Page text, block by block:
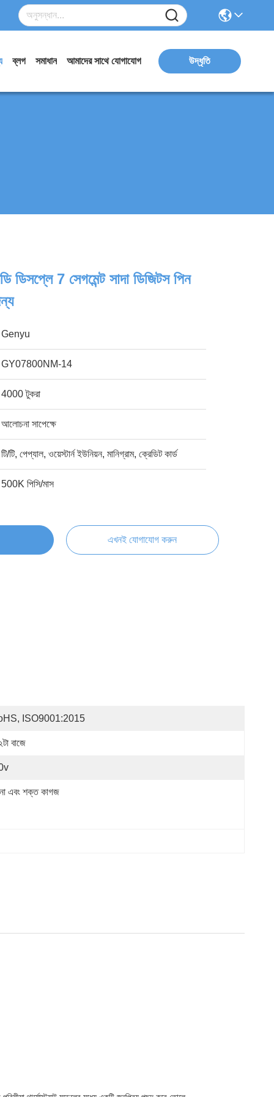
ব্লগ সমাধান আমাদের সাথে যোগাযোগ উদ্ধৃতি
ডিসপ্লে 7 সেগমেন্ট সাদা ডিজিটস পিন
Genyu
GY07800NM-14
4000 টুকরা
আলোচনা সাপেক্ষে
টি/টি, পেপ্যাল, ওয়েস্টার্ন ইউনিয়ন, মানিগ্রাম, ক্রেডিট কার্ড
500K পিসি/মাস
এখনই যোগাযোগ করুন
ISO9001:2015
বাজে
এবং শক্ত কাগজ